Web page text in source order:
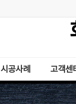
시공사례 고객센